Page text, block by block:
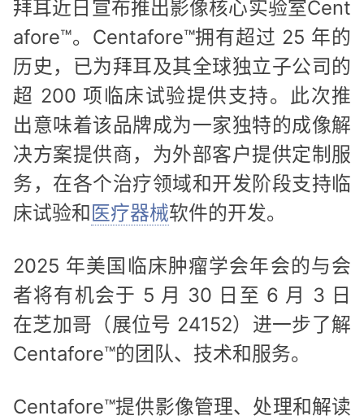
拜耳近日宣布推出影像核心实验室Cent
afore™。Centafore™拥有超过 25 年的
历史，已为拜耳及其全球独立子公司的
超 200 项临床试验提供支持。此次推
出意味着该品牌成为一家独特的成像解
决方案提供商，为外部客户提供定制服
务，在各个治疗领域和开发阶段支持临
床试验和医疗器械软件的开发。
2025 年美国临床肿瘤学会年会的与会
者将有机会于 5 月 30 日至 6 月 3 日
在芝加哥（展位号 24152）进一步了解
Centafore™的团队、技术和服务。
Centafore™提供影像管理、处理和解读